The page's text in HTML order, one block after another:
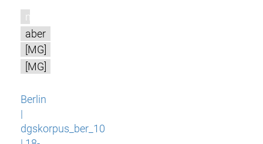
m
aber
[MG]
[MG]
Berlin
|
dgskorpus_ber_10